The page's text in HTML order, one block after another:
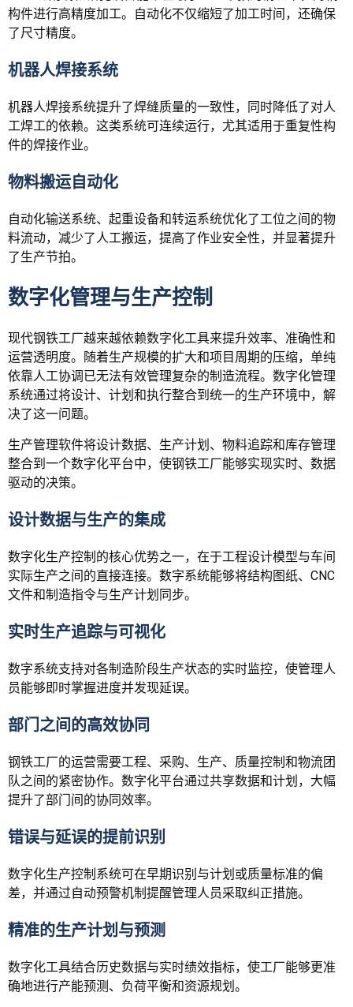
构件进行高精度加工。自动化不仅缩短了加工时间，还确保
了尺寸精度。
机器人焊接系统
机器人焊接系统提升了焊缝质量的一致性，同时降低了对人
工焊工的依赖。这类系统可连续运行，尤其适用于重复性构
件的焊接作业。
物料搬运自动化
自动化输送系统、起重设备和转运系统优化了工位之间的物
料流动，减少了人工搬运，提高了作业安全性，并显著提升
了生产节拍。
数字化管理与生产控制
现代钢铁工厂越来越依赖数字化工具来提升效率、准确性和
运营透明度。随着生产规模的扩大和项目周期的压缩，单纯
依靠人工协调已无法有效管理复杂的制造流程。数字化管理
系统通过将设计、计划和执行整合到统一的生产环境中，解
决了这一问题。
生产管理软件将设计数据、生产计划、物料追踪和库存管理
整合到一个数字化平台中，使钢铁工厂能够实现实时、数据
驱动的决策。
设计数据与生产的集成
数字化生产控制的核心优势之一，在于工程设计模型与车间
实际生产之间的直接连接。数字系统能够将结构图纸、CNC
文件和制造指令与生产计划同步。
实时生产追踪与可视化
数字系统支持对各制造阶段生产状态的实时监控，使管理人
员能够即时掌握进度并发现延误。
部门之间的高效协同
钢铁工厂的运营需要工程、采购、生产、质量控制和物流团
队之间的紧密协作。数字化平台通过共享数据和计划，大幅
提升了部门间的协同效率。
错误与延误的提前识别
数字化生产控制系统可在早期识别与计划或质量标准的偏
差，并通过自动预警机制提醒管理人员采取纠正措施。
精准的生产计划与预测
数字化工具结合历史数据与实时绩效指标，使工厂能够更准
确地进行产能预测、负荷平衡和资源规划。